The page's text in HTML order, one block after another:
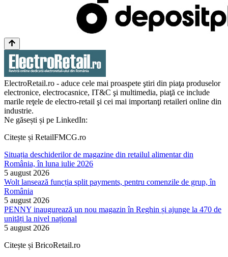
ElectroRetail.ro - aduce cele mai proaspete ştiri din piaţa produselor
electronice, electrocasnice, IT&C şi multimedia, piaţă ce include
marile reţele de electro-retail şi cei mai importanţi retaileri online din
industrie.
Ne găsești și pe LinkedIn:
Citește și RetailFMCG.ro
Situația deschiderilor de magazine din retailul alimentar din
România, în luna iulie 2026
5 august 2026
Wolt lansează funcția split payments, pentru comenzile de grup, în
România
5 august 2026
PENNY inaugurează un nou magazin în Reghin și ajunge la 470 de
unități la nivel național
5 august 2026
Citește și BricoRetail.ro